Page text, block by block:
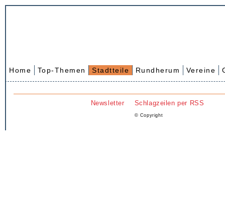
Home Top-Themen Stadtteile Rundherum Vereine
Newsletter Schlagzeilen per RSS
© Copyright